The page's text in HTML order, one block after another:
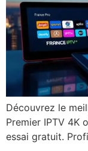
Découvrez le
Premier IPTV 4K
essai gratuit.